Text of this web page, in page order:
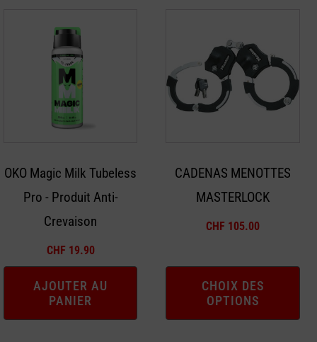
OKO Magic Milk Tubeless
Pro - Produit Anti-
Crevaison
CHF 19.90
AJOUTER AU
PANIER
CADENAS MENOTTES
MASTERLOCK
CHF 105.00
CHOIX DES
OPTIONS
plusieurs
variations.
être
choisies